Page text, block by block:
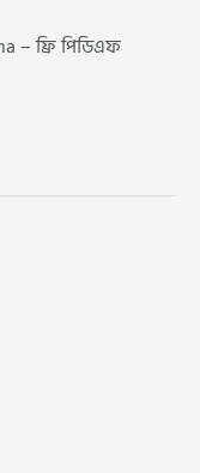
– ফ্রি পিডিএফ